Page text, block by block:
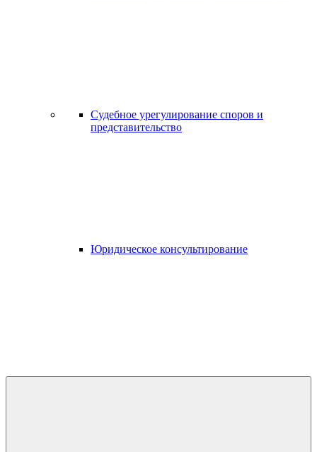
Судебное урегулирование споров и
представительство
Юридическое консультирование